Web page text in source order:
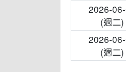
2026-
(週二)
2026-
(週二)